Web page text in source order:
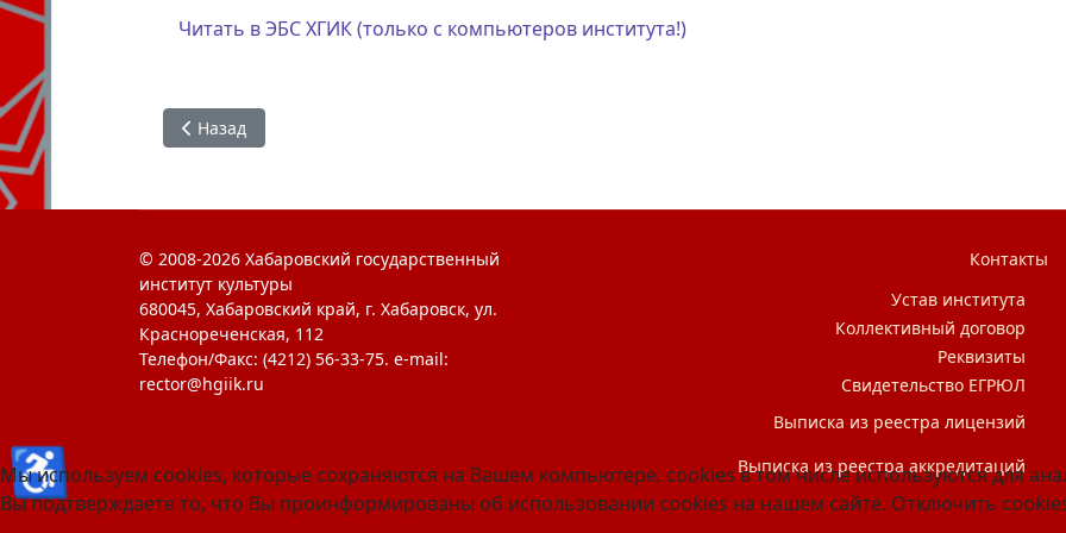
Читать в ЭБС ХГИК (только с компьютеров института!)
Предыдущий: День рождения — праздник детства
Назад
© 2008-2026 Хабаровский государственный
институт культуры
680045, Хабаровский край, г. Хабаровск, ул.
Краснореченская, 112
Телефон/Факс: (4212) 56-33-75. e-mail:
rector@hgiik.ru
Контакты
Устав института
Коллективный договор
Реквизиты
Свидетельство ЕГРЮЛ
Выписка из реестра лицензий
Выписка из реестра аккредитаций
Мы используем cookies, которые сохраняются на Вашем компьютере, cookies в том числе используются для
Вы подтверждаете то, что Вы проинформированы об использовании cookies на нашем сайте. Отключить